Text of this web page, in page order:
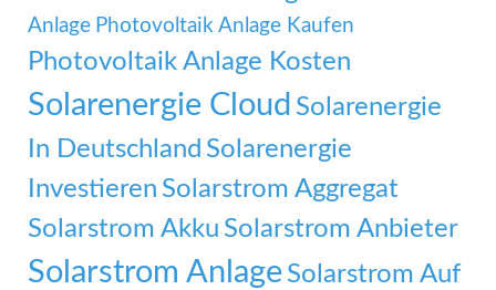
Anlage Photovoltaik Anlage Kaufen
Photovoltaik Anlage Kosten
Solarenergie Cloud Solarenergie
In Deutschland Solarenergie
Investieren Solarstrom Aggregat
Solarstrom Akku Solarstrom Anbieter
Solarstrom Anlage Solarstrom Auf